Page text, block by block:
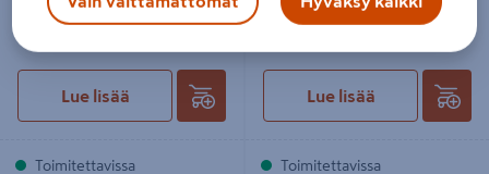
74,90€/kpl
74,90 €/ kpl
Lue lisää
Toimitettavissa
10,90€/kpl
10,90 €/ kpl
Lue lisää
Toimitettavissa